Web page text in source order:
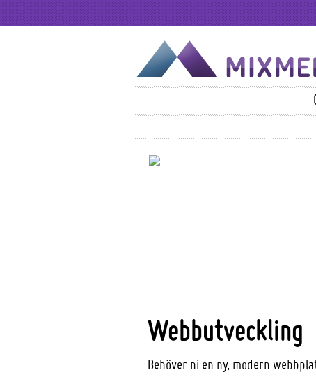
Webbutveckling
Behöver ni en ny, modern